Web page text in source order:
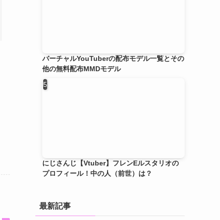
バーチャルYouTuberの配布モデル一覧とその
他の無料配布MMDモデル
にじさんじ【Vtuber】フレンEルスタリオの
プロフィール！中の人（前世）は？
最新記事